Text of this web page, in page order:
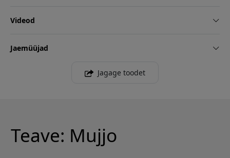
Videod
Jaemüüjad
Jagage toodet
Teave: Mujjo